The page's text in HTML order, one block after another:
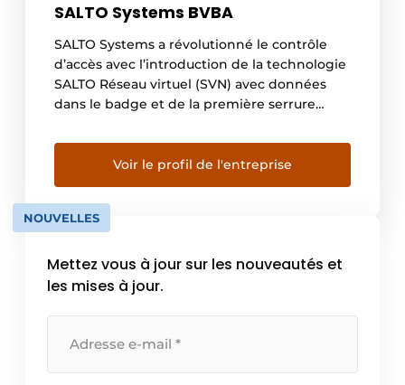
SALTO Systems BVBA
SALTO Systems a révolutionné le contrôle
d’accès avec l’introduction de la technologie
SALTO Réseau virtuel (SVN) avec données
dans le badge et de la première serrure
pile, en 2001. Depuis près de 20 ans, SALTO
est synonyme de solutions innovantes (y
compris d’applications autonomes, basées
sur le cloud et […]
Voir le profil de l'entreprise
NOUVELLES
Mettez vous à jour sur les nouveautés et
les mises à jour.